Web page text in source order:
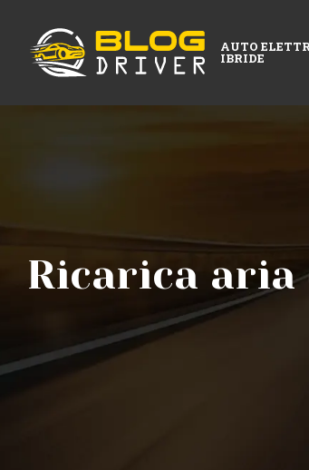
AUTO
IBRIDE
Ricarica